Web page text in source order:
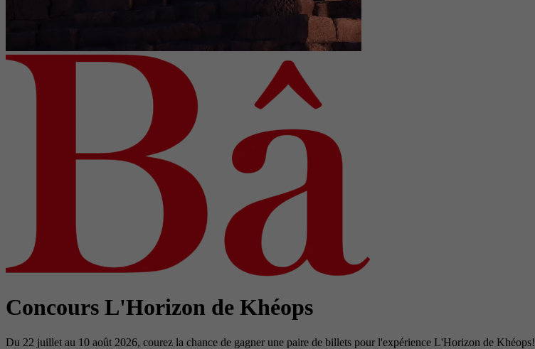
Concours L'Horizon de Khéops
Du 22 juillet au 10 août 2026, courez la chance de gagner une paire de billets pour l'expérience L'Horizon de Khéops!